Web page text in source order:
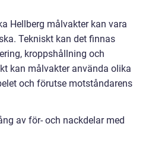
Hellberg målvakter kan vara
Tekniskt kan det finnas
kroppshållning och
kan målvakter använda olika
och förutse motståndarens
av för- och nackdelar med